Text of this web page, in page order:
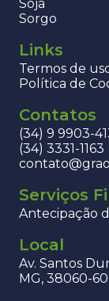
Soja
Sorgo
Links
Termos de
Política de
Contatos
(34) 9 9903-
(34) 3331-1163
Serviços
Antecipação
Local
Av. Santos
MG, 38060-